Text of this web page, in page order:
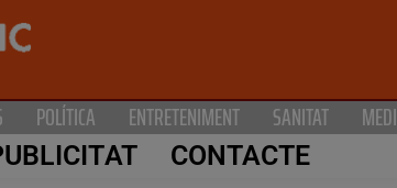
POLÍTICA ENTRETENIMENT SANITAT
CONTACTE